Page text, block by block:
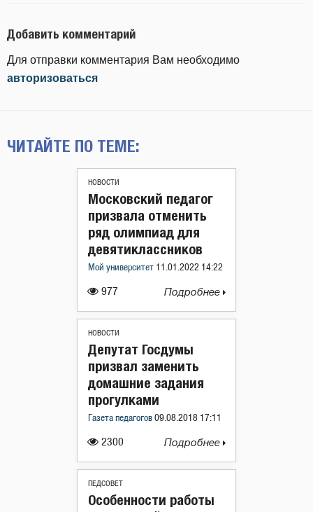
Добавить комментарий
Для отправки комментария Вам необходимо
авторизоваться
ЧИТАЙТЕ ПО ТЕМЕ:
НОВОСТИ
977
Московский педагог
призвала отменить
ряд олимпиад для
девятиклассников
Мой университет 11.01.2022 14:22
Подробнее
НОВОСТИ
2300
Депутат Госдумы
призвал заменить
домашние задания
прогулками
Газета педагогов 09.08.2018 17:11
Подробнее
ПЕДСОВЕТ
Особенности работы